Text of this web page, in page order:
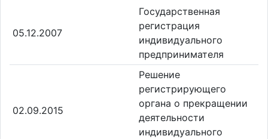
05.12.2007
Государственная
регистрация
индивидуального
предпринимателя
02.09.2015
Решение
регистрирующего
органа о прекращении
деятельности
индивидуального